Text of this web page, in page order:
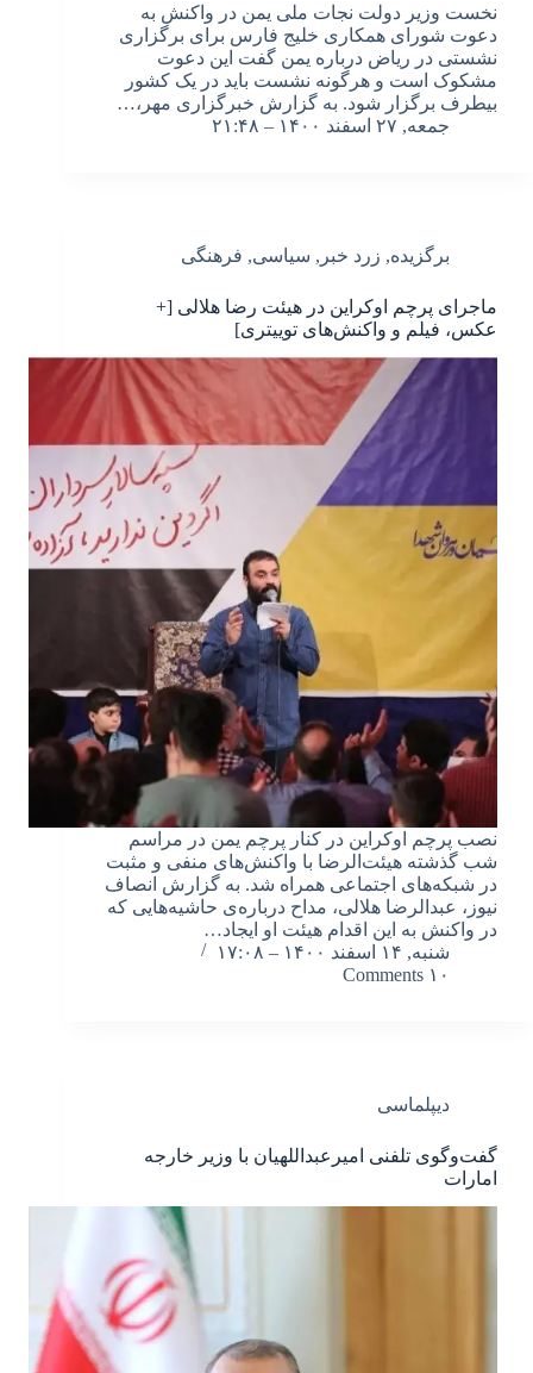
نخست وزیر دولت نجات ملی یمن در واکنش به
دعوت شورای همکاری خلیج فارس برای برگزاری
نشستی در ریاض درباره یمن گفت این دعوت
مشکوک است و هرگونه نشست باید در یک کشور
بیطرف برگزار شود. به گزارش خبرگزاری مهر،…
جمعه, ۲۷ اسفند ۱۴۰۰ – ۲۱:۴۸
برگزیده, زرد خبر , سیاسی, فرهنگی
ماجرای پرچم اوکراین در هیئت رضا هلالی [+
عکس، فیلم و واکنش‌های توییتری]
نصب پرچم اوکراین در کنار پرچم یمن در مراسم
شب گذشته هیئت‌الرضا با واکنش‌های منفی و مثبت
در شبکه‌های اجتماعی همراه شد. به گزارش انصاف
نیوز، عبدالرضا هلالی، مداح درباره‌ی حاشیه‌هایی که
در واکنش به این اقدام هیئت او ایجاد…
شنبه, ۱۴ اسفند ۱۴۰۰ – ۱۷:۰۸
۱۰ Comments
دیپلماسی
گفت‌وگوی تلفنی امیرعبداللهیان با وزیر خارجه
امارات